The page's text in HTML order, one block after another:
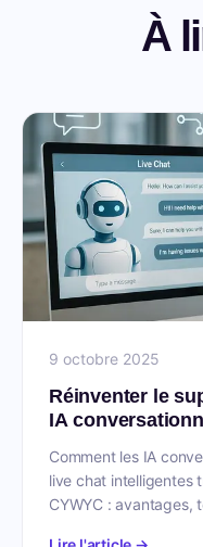
À
9 octobre 2025
Réinventer le
IA
Comment les IA
live chat intelligentes
CYWYC : avantages,